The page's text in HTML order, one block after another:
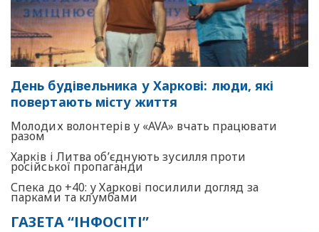
День будівельника у Харкові: люди, які
повертають місту життя
Молодих волонтерів у «AVA» вчать працювати
разом
Харків і Литва об’єднують зусилля проти
російської пропаганди
Спека до +40: у Харкові посилили догляд за
парками та клумбами
ГАЗЕТА “ІНФОСІТІ”